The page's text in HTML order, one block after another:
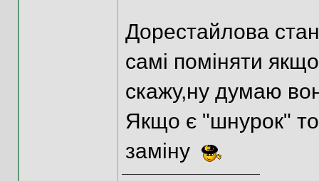
Дорестайлова
самі поміняти
скажу,ну думаю
Якщо є "шнурок"
заміну